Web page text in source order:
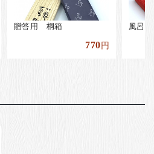
贈答用 桐箱
770円
風呂